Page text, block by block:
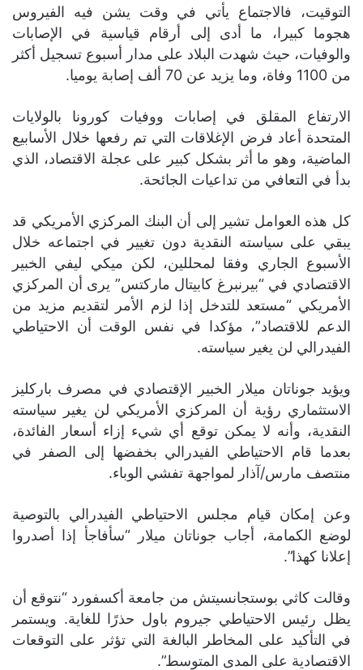
التوقيت، فالاجتماع يأتي في وقت يشن فيه الفيروس
هجوما كبيرا، ما أدى إلى أرقام قياسية في الإصابات
والوفيات، حيث شهدت البلاد على مدار أسبوع تسجيل أكثر
من 1100 وفاة، وما يزيد عن 70 ألف إصابة يوميا.
الارتفاع المقلق في إصابات ووفيات كورونا بالولايات
المتحدة أعاد فرض الإغلاقات التي تم رفعها خلال الأسابيع
الماضية، وهو ما أثر بشكل كبير على عجلة الاقتصاد، الذي
بدأ في التعافي من تداعيات الجائحة.
كل هذه العوامل تشير إلى أن البنك المركزي الأمريكي قد
يبقي على سياسته النقدية دون تغيير في اجتماعه خلال
الأسبوع الجاري وفقا لمحللين، لكن ميكي ليفي الخبير
الاقتصادي في “بيرنبرغ كابيتال ماركتس” يرى أن المركزي
الأمريكي “مستعد للتدخل إذا لزم الأمر لتقديم مزيد من
الدعم للاقتصاد”، مؤكدا في نفس الوقت أن الاحتياطي
الفيدرالي لن يغير سياسته.
ويؤيد جوناتان ميلار الخبير الإقتصادي في مصرف باركليز
الاستثماري رؤية أن المركزي الأمريكي لن يغير سياسته
النقدية، وأنه لا يمكن توقع أي شيء إزاء أسعار الفائدة،
بعدما قام الاحتياطي الفيدرالي بخفضها إلى الصفر في
منتصف مارس/آذار لمواجهة تفشي الوباء.
وعن إمكان قيام مجلس الاحتياطي الفيدرالي بالتوصية
لوضع الكمامة، أجاب جوناتان ميلار “سأفاجأ إذا أصدروا
إعلانا كهذا”.
وقالت كاثي بوستجانسيتش من جامعة أكسفورد “نتوقع أن
يظل رئيس الاحتياطي جيروم باول حذرًا للغاية. ويستمر
في التأكيد على المخاطر البالغة التي تؤثر على التوقعات
الاقتصادية على المدى المتوسط”.